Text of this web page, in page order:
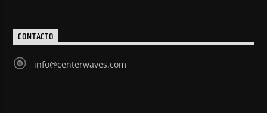
CONTACTO
info@centerwaves.com